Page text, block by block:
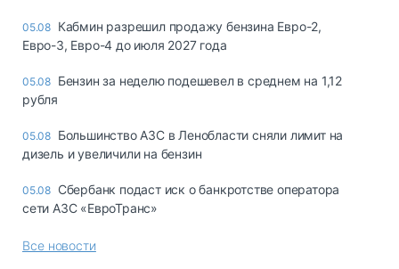
05.08 Кабмин разрешил продажу бензина Евро-2,
Евро-3, Евро-4 до июля 2027 года
05.08 Бензин за неделю подешевел в среднем на 1,12
рубля
05.08 Большинство АЗС в Ленобласти сняли лимит на
дизель и увеличили на бензин
05.08 Сбербанк подаст иск о банкротстве оператора
сети АЗС «ЕвроТранс»
Все новости